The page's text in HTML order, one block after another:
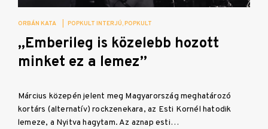
ORBÁN KATA POPKULT INTERJÚ POPKULT
„Emberileg is közelebb hozott
minket ez a lemez”
Március közepén jelent meg Magyarország meghatározó
kortárs (alternatív) rockzenekara, az Esti Kornél hatodik
lemeze, a Nyitva hagytam. Az aznap esti…